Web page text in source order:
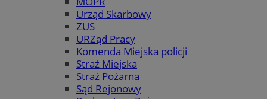
Urząd Skarbowy
ZUS
URZąd Pracy
Komenda Miejska policji
Straż Miejska
Straż Pożarna
Sąd Rejonowy